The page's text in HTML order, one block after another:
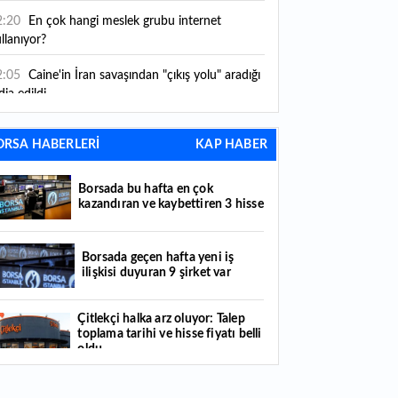
Caine'in İran savaşından "çıkış yolu" aradığı
edildi
"Esnaf ve sanatkara bu yılın ilk yarısında
75 milyar lira finansman sağladık"
Yaratıcılık ve ticaret bir araya geldi: İşte
yeni girişimcilik alanı
paylarının tamamını devralıyor
bölgeye canlılık getirdi
Küresel piyasalarda yeni haftada takip
4 gelişme hangileri olacak?
HABERLERİ KAP HABER
Borsada bu hafta en çok
kazandıran ve kaybettiren 3 hisse
Borsada geçen hafta yeni iş
ilişkisi duyuran 9 şirket var
Çitlekçi halka arz oluyor: Talep
toplama tarihi ve hisse fiyatı belli
oldu